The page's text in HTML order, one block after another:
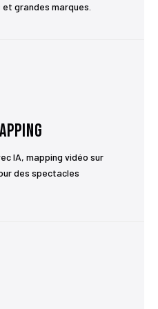
grandes marques.
IA, mapping vidéo sur
des spectacles